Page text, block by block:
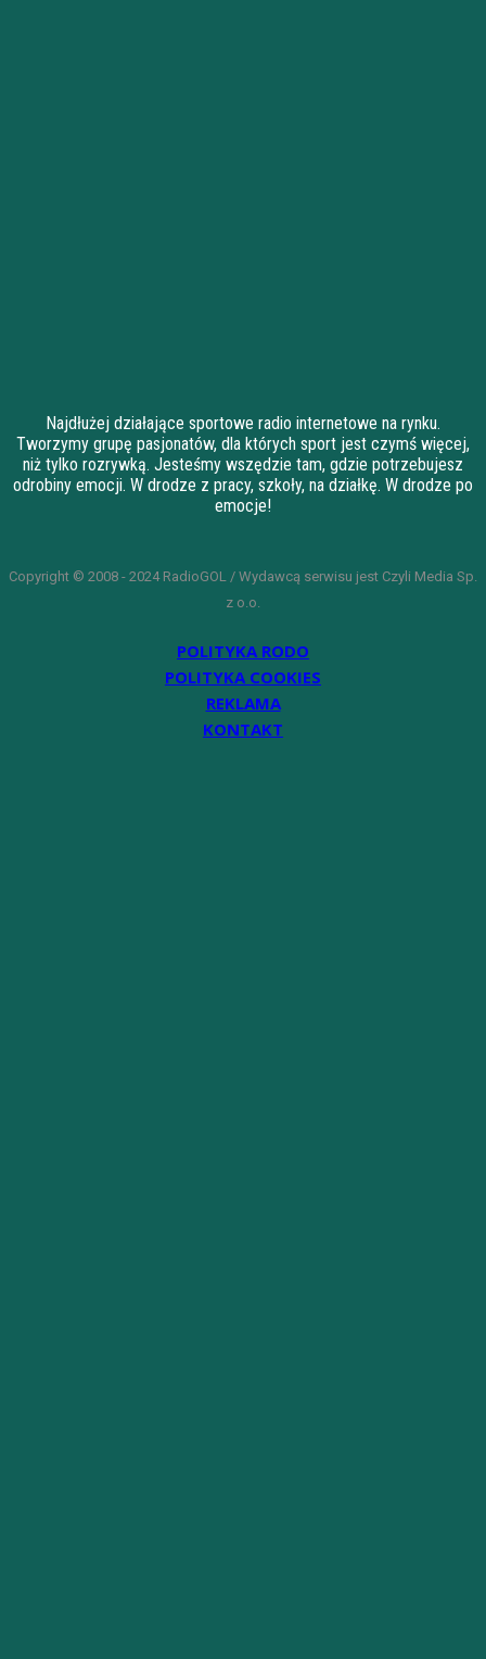
Najdłużej działające sportowe radio internetowe na rynku.
Tworzymy grupę pasjonatów, dla których sport jest czymś więcej,
niż tylko rozrywką. Jesteśmy wszędzie tam, gdzie potrzebujesz
odrobiny emocji. W drodze z pracy, szkoły, na działkę. W drodze po
emocje!
Copyright © 2008 - 2024 RadioGOL / Wydawcą serwisu jest Czyli Media Sp.
z o.o.
POLITYKA RODO
POLITYKA COOKIES
REKLAMA
KONTAKT